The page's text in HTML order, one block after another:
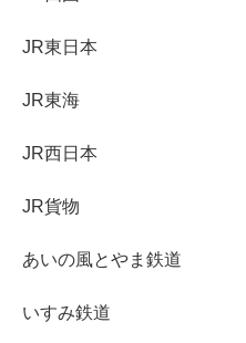
JR東日本
JR東海
JR西日本
JR貨物
あいの風とやま鉄道
いすみ鉄道